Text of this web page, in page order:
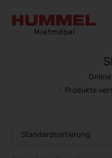
Sie befinden sich hier:
Produkte